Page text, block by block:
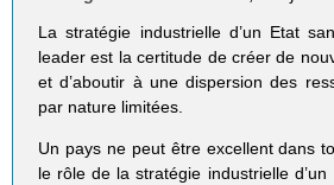
La stratégie industrielle d’un Etat
leader est la certitude de créer de
et d’aboutir à une dispersion des
par nature limitées.
Un pays ne peut être excellent dans
le rôle de la stratégie industrielle